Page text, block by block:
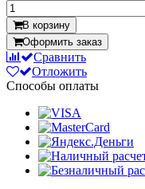
В корзину
Оформить заказ
Сравнить
Отложить
Способы оплаты